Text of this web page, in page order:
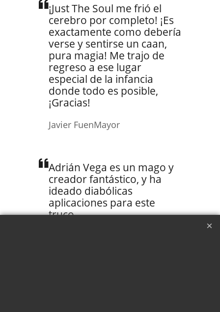
¡Just The Soul me frió el
cerebro por completo! ¡Es
exactamente como debería
verse y sentirse un caan,
pura magia! Me trajo de
regreso a ese lugar
especial de la infancia
donde todo es posible,
¡Gracias!
Javier FuenMayor
Adrián Vega es un mago y
creador fantástico, y ha
ideado diabólicas
aplicaciones para este
truco